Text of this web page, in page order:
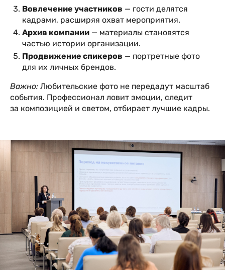
Вовлечение участников — гости делятся
кадрами, расширяя охват мероприятия.
Архив компании — материалы становятся
частью истории организации.
Продвижение спикеров — портретные фото
для их личных брендов.
Важно: Любительские фото не передадут масштаб
события. Профессионал ловит эмоции, следит
за композицией и светом, отбирает лучшие кадры.